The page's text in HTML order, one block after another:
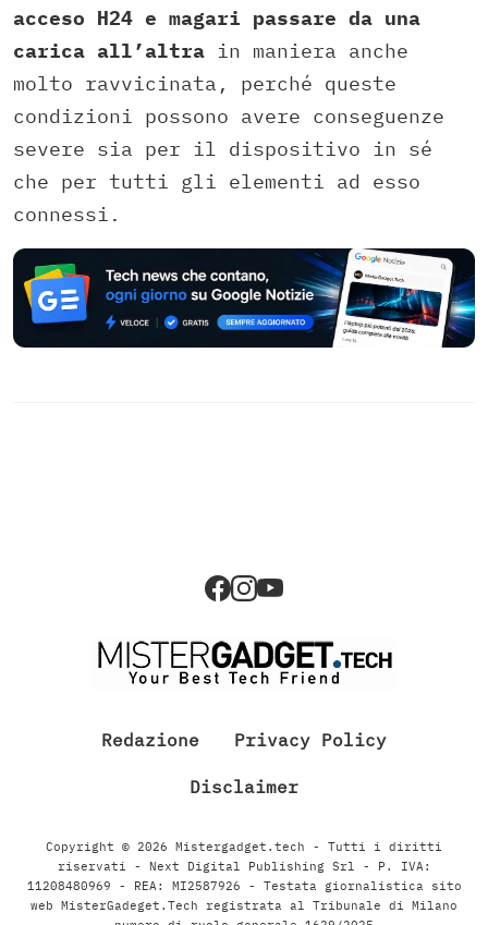
acceso H24 e magari passare da una
carica all’altra in maniera anche
molto ravvicinata, perché queste
condizioni possono avere conseguenze
severe sia per il dispositivo in sé
che per tutti gli elementi ad esso
connessi.
Redazione Privacy Policy
Disclaimer
Copyright © 2026 Mistergadget.tech - Tutti i diritti
riservati - Next Digital Publishing Srl - P. IVA:
11208480969 - REA: MI2587926 - Testata giornalistica sito
web MisterGadeget.Tech registrata al Tribunale di Milano